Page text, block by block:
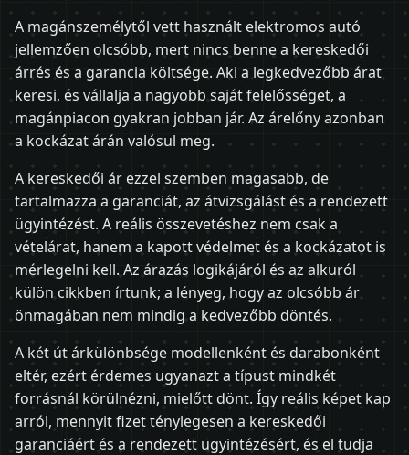
A magánszemélytől vett használt elektromos autó
jellemzően olcsóbb, mert nincs benne a kereskedői
árrés és a garancia költsége. Aki a legkedvezőbb árat
keresi, és vállalja a nagyobb saját felelősséget, a
magánpiacon gyakran jobban jár. Az árelőny azonban
a kockázat árán valósul meg.
A kereskedői ár ezzel szemben magasabb, de
tartalmazza a garanciát, az átvizsgálást és a rendezett
ügyintézést. A reális összevetéshez nem csak a
vételárat, hanem a kapott védelmet és a kockázatot is
mérlegelni kell. Az árazás logikájáról és az alkuról
külön cikkben írtunk; a lényeg, hogy az olcsóbb ár
önmagában nem mindig a kedvezőbb döntés.
A két út árkülönbsége modellenként és darabonként
eltér, ezért érdemes ugyanazt a típust mindkét
forrásnál körülnézni, mielőtt dönt. Így reális képet kap
arról, mennyit fizet ténylegesen a kereskedői
garanciáért és a rendezett ügyintézésért, és el tudja